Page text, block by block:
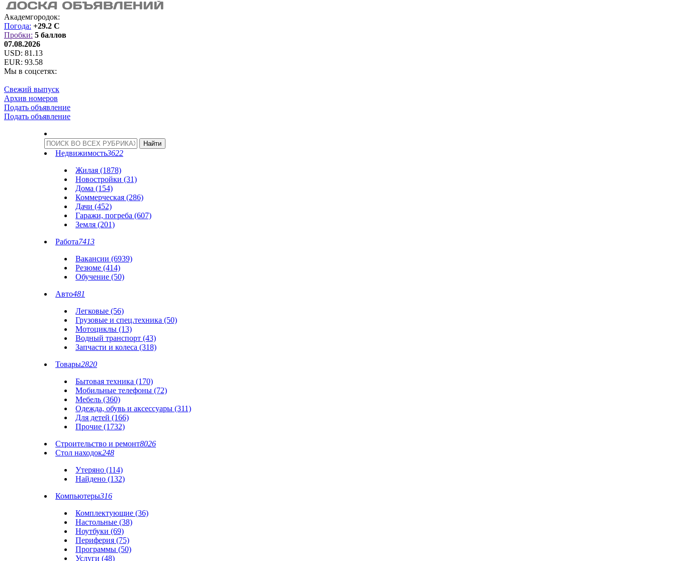
Академгородок:
Погода: +29.2 C
Пробки: 5 баллов
07.08.2026
USD: 81.13
EUR: 93.58
Мы в соцсетях:
Свежий выпуск
Архив номеров
Подать объявление
Подать объявление
Недвижимость3622
Жилая (1878)
Новостройки (31)
Дома (154)
Коммерческая (286)
Дачи (452)
Гаражи, погреба (607)
Земля (201)
Работа7413
Вакансии (6939)
Резюме (414)
Обучение (50)
Авто481
Легковые (56)
Грузовые и спец.техника (50)
Мотоциклы (13)
Водный транспорт (43)
Запчасти и колеса (318)
Товары2820
Бытовая техника (170)
Мобильные телефоны (72)
Мебель (360)
Одежда, обувь и аксессуары (311)
Для детей (166)
Прочие (1732)
Строительство и ремонт8026
Стол находок248
Утеряно (114)
Найдено (132)
Компьютеры316
Комплектующие (36)
Настольные (38)
Ноутбуки (69)
Периферия (75)
Программы (50)
Услуги (48)